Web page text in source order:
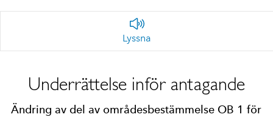
Lyssna
Underrättelse inför antagande
Ändring av del av områdesbestämmelse OB 1 för